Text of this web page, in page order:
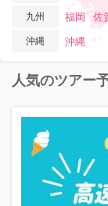
九州 福岡 佐
沖縄 沖縄
人気のツアー